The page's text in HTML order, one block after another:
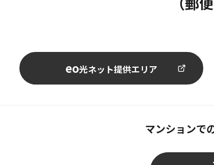
eo光ネット提供エリア
マンションで